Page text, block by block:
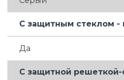
С защитным стеклом -
Да
С защитной решеткой-